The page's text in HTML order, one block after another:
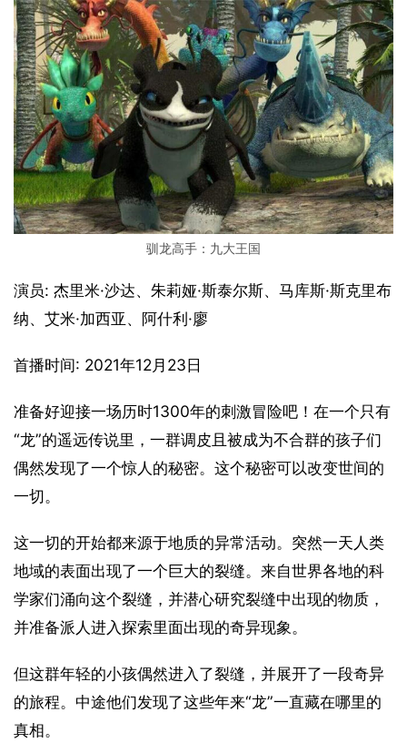
驯龙高手：九大王国
演员: 杰里米·沙达、朱莉娅·斯泰尔斯、马库斯·斯克里布
纳、艾米·加西亚、阿什利·廖
首播时间: 2021年12月23日
准备好迎接一场历时1300年的刺激冒险吧！在一个只有
“龙”的遥远传说里，一群调皮且被成为不合群的孩子们
偶然发现了一个惊人的秘密。这个秘密可以改变世间的
一切。
这一切的开始都来源于地质的异常活动。突然一天人类
地域的表面出现了一个巨大的裂缝。来自世界各地的科
学家们涌向这个裂缝，并潜心研究裂缝中出现的物质，
并准备派人进入探索里面出现的奇异现象。
但这群年轻的小孩偶然进入了裂缝，并展开了一段奇异
的旅程。中途他们发现了这些年来“龙”一直藏在哪里的
真相。